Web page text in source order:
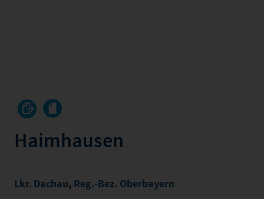
Haimhausen
Lkr. Dachau, Reg.-Bez. Oberbayern